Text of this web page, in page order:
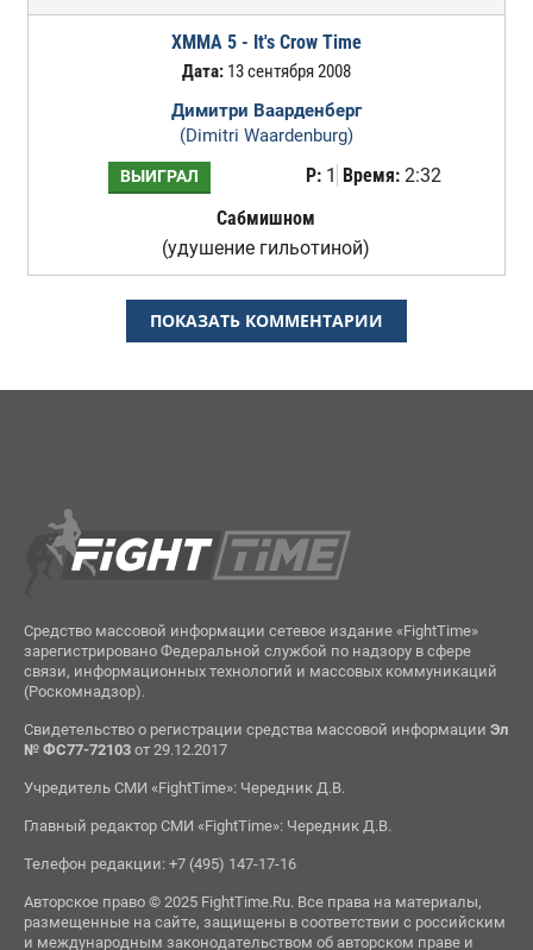
XMMA 5 - It's Crow Time
Дата:13 сентября 2008
Димитри Ваарденберг
(Dimitri Waardenburg)
ВЫИГРАЛ Р:1 Время:2:32
Сабмишном
(удушение гильотиной)
ПОКАЗАТЬ КОММЕНТАРИИ
Средство массовой информации сетевое издание «FightTime»
зарегистрировано Федеральной службой по надзору в сфере
связи, информационных технологий и массовых коммуникаций
(Роскомнадзор).
Свидетельство о регистрации средства массовой информации Эл
№ ФС77-72103от 29.12.2017
Учредитель СМИ «FightTime»: Чередник Д.В.
Главный редактор СМИ «FightTime»: Чередник Д.В.
Телефон редакции: +7 (495) 147-17-16
Авторское право © 2025 FightTime.Ru. Все права на материалы,
размещенные на сайте, защищены в соответствии с российским
и международным законодательством об авторском праве и